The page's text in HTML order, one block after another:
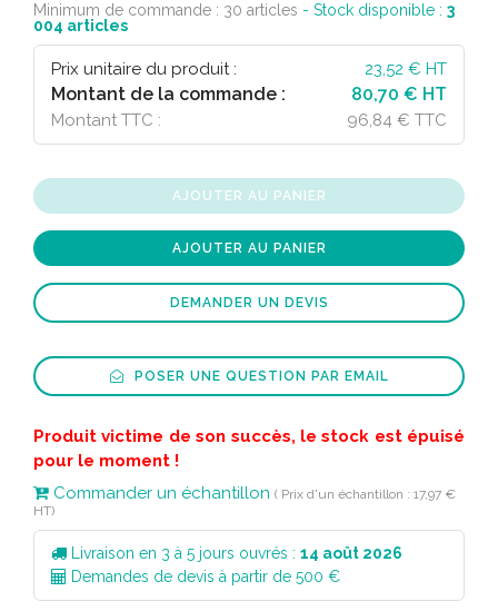
Minimum de commande : 30 articles - Stock disponible : 3
004 articles
Prix unitaire du produit : 23,52 € HT
Montant de la commande : 80,70 € HT
Montant TTC : 96,84 € TTC
AJOUTER AU PANIER
AJOUTER AU PANIER
DEMANDER UN DEVIS
POSER UNE QUESTION PAR EMAIL
Produit victime de son succès, le stock est épuisé
pour le moment !
Commander un échantillon ( Prix d'un échantillon : 17,97 €
HT)
Livraison en 3 à 5 jours ouvrés : 14 août 2026
Demandes de devis à partir de 500 €